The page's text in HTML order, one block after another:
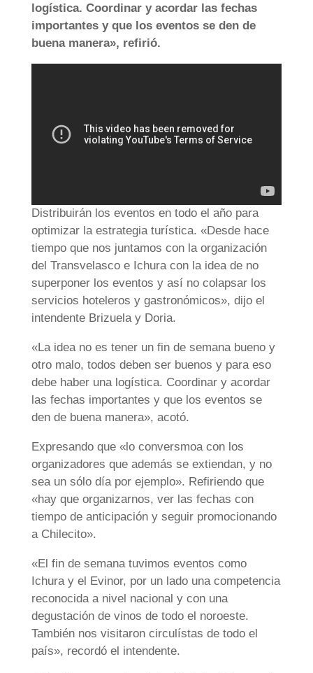
logística. Coordinar y acordar las fechas
importantes y que los eventos se den de
buena manera», refirió.
Distribuirán los eventos en todo el año para
optimizar la estrategia turística. «Desde hace
tiempo que nos juntamos con la organización
del Transvelasco e Ichura con la idea de no
superponer los eventos y así no colapsar los
servicios hoteleros y gastronómicos», dijo el
intendente Brizuela y Doria.
«La idea no es tener un fin de semana bueno y
otro malo, todos deben ser buenos y para eso
debe haber una logística. Coordinar y acordar
las fechas importantes y que los eventos se
den de buena manera», acotó.
Expresando que «lo conversmoa con los
organizadores que además se extiendan, y no
sea un sólo día por ejemplo». Refiriendo que
«hay que organizarnos, ver las fechas con
tiempo de anticipación y seguir promocionando
a Chilecito».
«El fin de semana tuvimos eventos como
Ichura y el Evinor, por un lado una competencia
reconocida a nivel nacional y con una
degustación de vinos de todo el noroeste.
También nos visitaron circulístas de todo el
país», recordó el intendente.